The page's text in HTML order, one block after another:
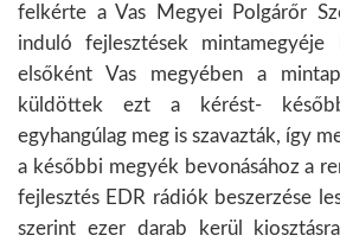
felkérte a Vas Megyei Polgárőr
induló fejlesztések mintamegyéje
elsőként Vas megyében a
küldöttek ezt a kérést-
egyhangúlag meg is szavazták, így
a későbbi megyék bevonásához a
fejlesztés EDR rádiók beszerzése
szerint ezer darab kerül